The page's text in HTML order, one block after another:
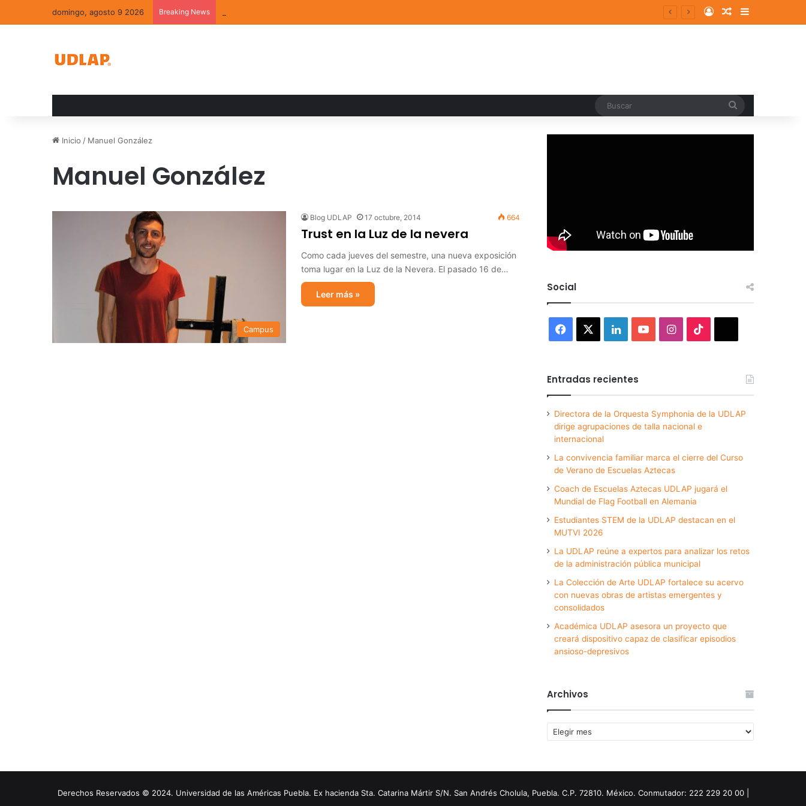
domingo, agosto 9 2026 Breaking News Log InRandom Article
Sidebar
Inicio / Manuel González
Manuel González
Campus
Blog UDLAP 17 octubre, 2014 664
Trust en la Luz de la nevera
Como cada jueves del semestre, una nueva exposición
toma lugar en la Luz de la Nevera. El pasado 16 de…
Leer más »
Social
Facebook LinkedInYouTubeInstagram
Entradas recientes
Directora de la Orquesta Symphonia de la UDLAP
dirige agrupaciones de talla nacional e
internacional
La convivencia familiar marca el cierre del Curso
de Verano de Escuelas Aztecas
Coach de Escuelas Aztecas UDLAP jugará el
Mundial de Flag Football en Alemania
Estudiantes STEM de la UDLAP destacan en el
MUTVI 2026
La UDLAP reúne a expertos para analizar los retos
de la administración pública municipal
La Colección de Arte UDLAP fortalece su acervo
con nuevas obras de artistas emergentes y
consolidados
Académica UDLAP asesora un proyecto que
creará dispositivo capaz de clasificar episodios
ansioso-depresivos
Archivos
Archivos
Derechos Reservados © 2024. Universidad de las Américas Puebla. Ex hacienda Sta. Catarina Mártir S/N. San Andrés Cholula, Puebla. C.P. 72810. México. Conmutador: 222 229 20 00 |